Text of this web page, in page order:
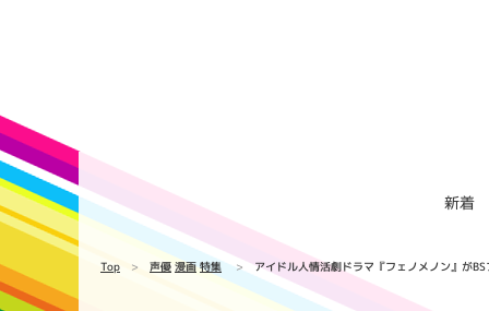
新着
Top 声優 漫画 特集 アイドル人情活劇ドラマ『フェノメノン』が